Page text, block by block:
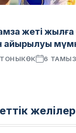
жеті жылға
айырылуы
6
желілер